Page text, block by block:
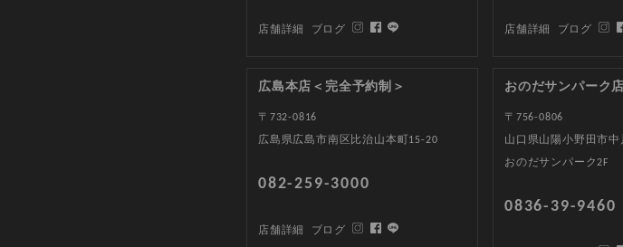
店舗詳細 ブログ 店舗詳細 ブログ
広島本店＜完全予約制＞
〒732-0816
広島県広島市南区比治山本町15-20
082-259-3000
店舗詳細 ブログ
おのだサンパーク店
〒756-0806
山口県山陽小野田市
おのだサンパーク2F
0836-39-9460